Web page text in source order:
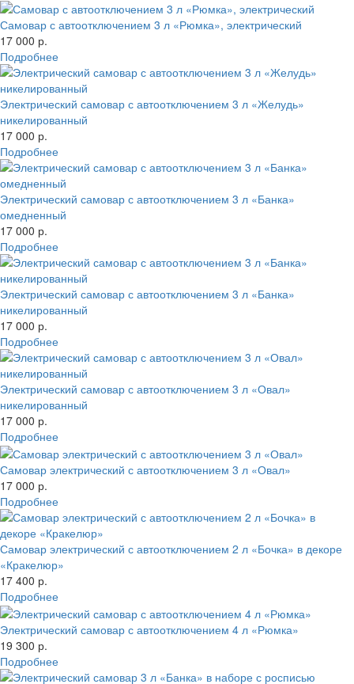
Самовар с автоотключением 3 л «Рюмка», электрический
17 000 р.
Подробнее
Электрический самовар с автоотключением 3 л «Желудь»
никелированный
17 000 р.
Подробнее
Электрический самовар с автоотключением 3 л «Банка»
омедненный
17 000 р.
Подробнее
Электрический самовар с автоотключением 3 л «Банка»
никелированный
17 000 р.
Подробнее
Электрический самовар с автоотключением 3 л «Овал»
никелированный
17 000 р.
Подробнее
Самовар электрический с автоотключением 3 л «Овал»
17 000 р.
Подробнее
Самовар электрический с автоотключением 2 л «Бочка» в декоре
«Кракелюр»
17 400 р.
Подробнее
Электрический самовар с автоотключением 4 л «Рюмка»
19 300 р.
Подробнее